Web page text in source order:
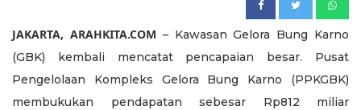
JAKARTA, ARAHKITA.COM – Kawasan Gelora Bung Karno
(GBK) kembali mencatat pencapaian besar. Pusat
Pengelolaan Kompleks Gelora Bung Karno (PPKGBK)
membukukan pendapatan sebesar Rp812 miliar